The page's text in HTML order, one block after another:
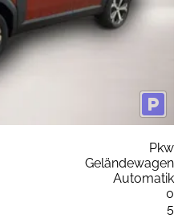
Pkw
Geländewagen
Automatik
0
5